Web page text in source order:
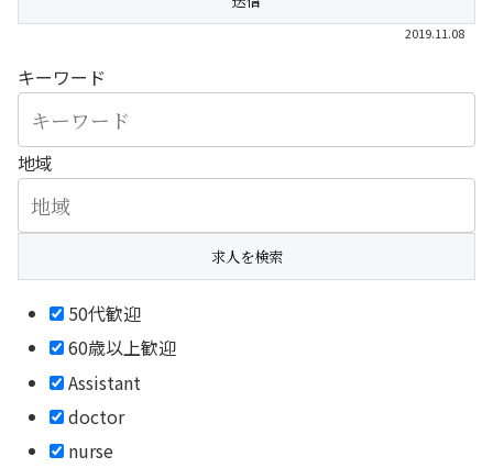
2019.11.08
キーワード
地域
50代歓迎
60歳以上歓迎
Assistant
doctor
nurse